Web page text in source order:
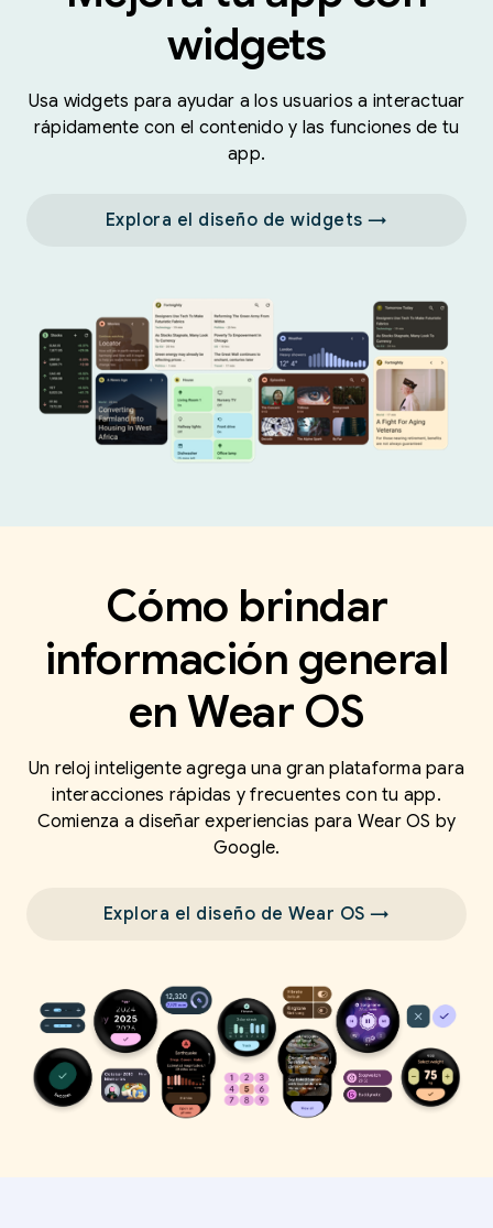
widgets
Usa widgets para ayudar a los usuarios a interactuar
rápidamente con el contenido y las funciones de tu
app.
Explora el diseño de widgets →
Cómo brindar
información general
en Wear OS
Un reloj inteligente agrega una gran plataforma para
interacciones rápidas y frecuentes con tu app.
Comienza a diseñar experiencias para Wear OS by
Google.
Explora el diseño de Wear OS →